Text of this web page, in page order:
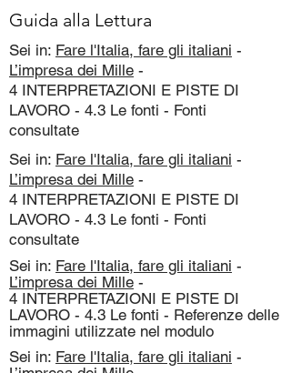
Guida alla Lettura
Sei in: Fare l'Italia, fare gli italiani -
L’impresa dei Mille -
4 INTERPRETAZIONI E PISTE DI
LAVORO - 4.3 Le fonti - Fonti
consultate
Sei in: Fare l'Italia, fare gli italiani -
L’impresa dei Mille -
4 INTERPRETAZIONI E PISTE DI
LAVORO - 4.3 Le fonti - Fonti
consultate
Sei in: Fare l'Italia, fare gli italiani -
L’impresa dei Mille -
4 INTERPRETAZIONI E PISTE DI
LAVORO - 4.3 Le fonti - Referenze delle
immagini utilizzate nel modulo
Sei in: Fare l'Italia, fare gli italiani -